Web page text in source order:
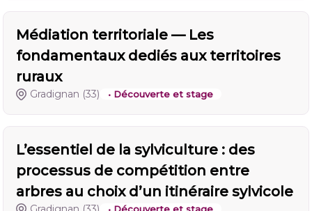
Médiation territoriale — Les
fondamentaux dediés aux territoires
ruraux
Gradignan (33) • Découverte et stage
L’essentiel de la sylviculture : des
processus de compétition entre
arbres au choix d’un itinéraire sylvicole